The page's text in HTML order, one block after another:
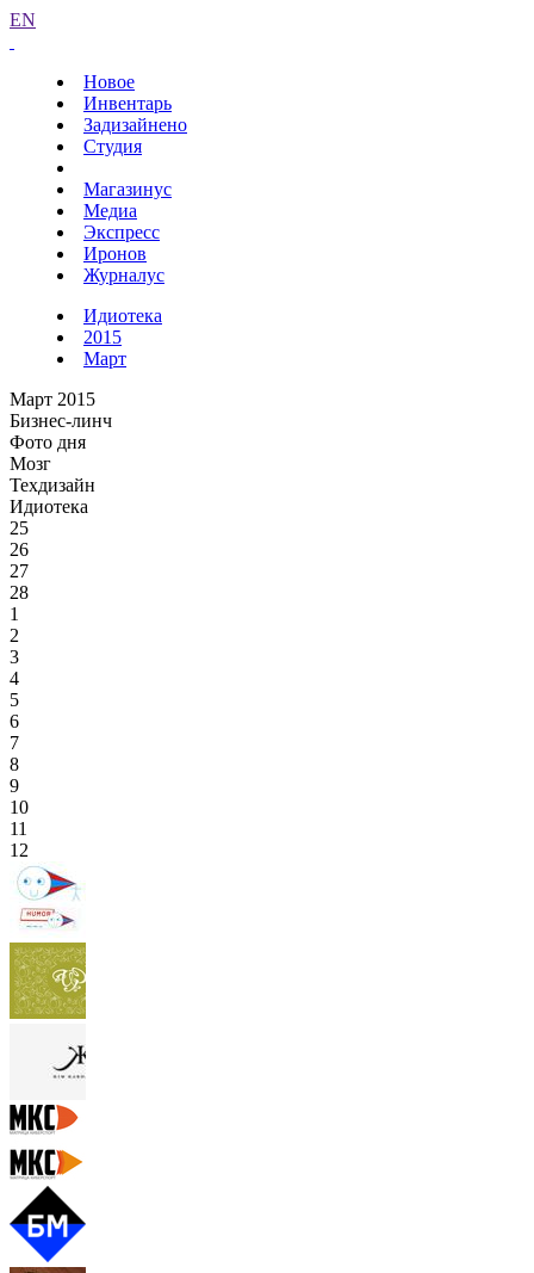
EN
Новое
Инвентарь
Задизайнено
Студия
Магазинус
Медиа
Экспресс
Иронов
Журналус
Идиотека
2015
Март
Март 2015
Бизнес-линч
Фото дня
Мозг
Техдизайн
Идиотека
25
26
27
28
1
2
3
4
5
6
7
8
9
10
11
12